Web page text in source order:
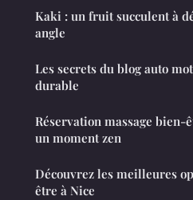
Kaki : un fruit succulent à
angle
Les secrets du blog auto
durable
Réservation massage bien-
un moment zen
Découvrez les meilleures
être à Nice